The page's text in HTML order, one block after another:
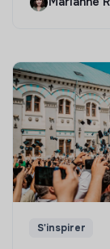
S'inspirer